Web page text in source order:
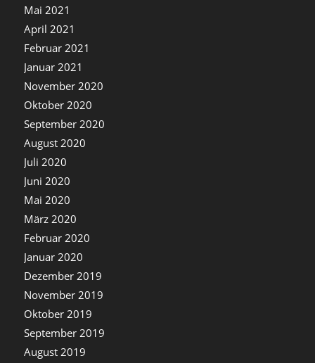
Mai 2021
April 2021
Februar 2021
Januar 2021
November 2020
Oktober 2020
September 2020
August 2020
Juli 2020
Juni 2020
Mai 2020
März 2020
Februar 2020
Januar 2020
Dezember 2019
November 2019
Oktober 2019
September 2019
August 2019